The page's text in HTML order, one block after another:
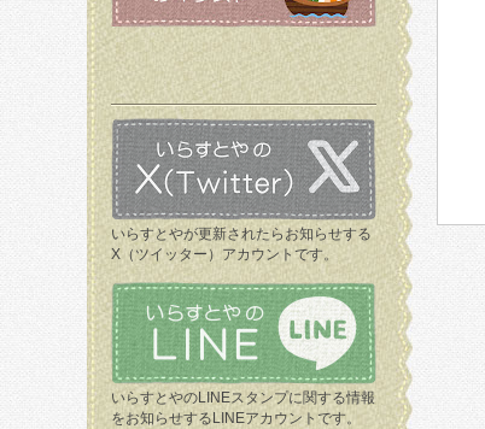
いらすとやが更新されたらお知らせする
X（ツイッター）アカウントです。
いらすとやのLINEスタンプに関する情報
をお知らせするLINEアカウントです。